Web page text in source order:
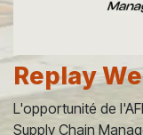
Replay
L'opportunité de
Supply Chain